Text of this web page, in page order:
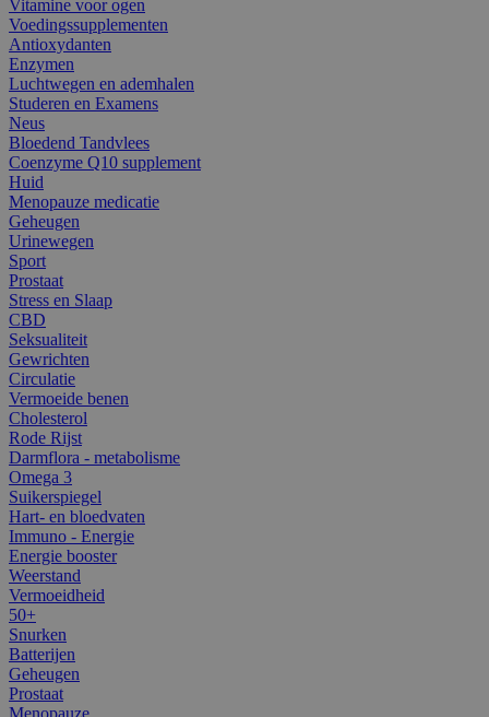
Vitamine voor ogen
Voedingssupplementen
Antioxydanten
Enzymen
Luchtwegen en ademhalen
Studeren en Examens
Neus
Bloedend Tandvlees
Coenzyme Q10 supplement
Huid
Menopauze medicatie
Geheugen
Urinewegen
Sport
Prostaat
Stress en Slaap
CBD
Seksualiteit
Gewrichten
Circulatie
Vermoeide benen
Cholesterol
Rode Rijst
Darmflora - metabolisme
Omega 3
Suikerspiegel
Hart- en bloedvaten
Immuno - Energie
Energie booster
Weerstand
Vermoeidheid
50+
Snurken
Batterijen
Geheugen
Prostaat
Menopauze